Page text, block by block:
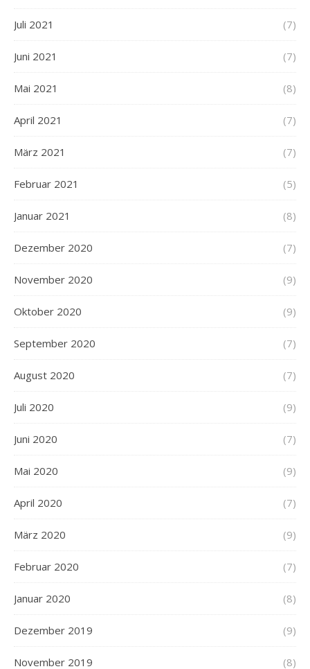
Juli 2021 (7)
Juni 2021 (7)
Mai 2021 (8)
April 2021 (7)
März 2021 (7)
Februar 2021 (5)
Januar 2021 (8)
Dezember 2020 (7)
November 2020 (9)
Oktober 2020 (9)
September 2020 (7)
August 2020 (7)
Juli 2020 (9)
Juni 2020 (7)
Mai 2020 (9)
April 2020 (7)
März 2020 (9)
Februar 2020 (7)
Januar 2020 (8)
Dezember 2019 (9)
November 2019 (8)